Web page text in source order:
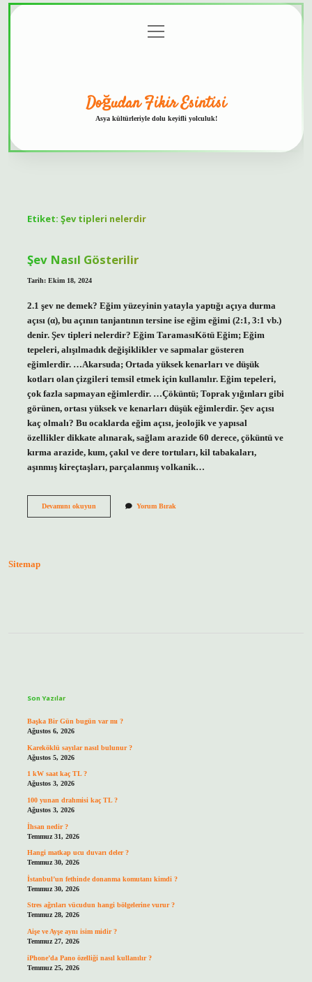
menüyü
aç
Doğudan Fikir Esintisi
Asya kültürleriyle dolu keyifli yolculuk!
Etiket: Şev tipleri nelerdir
Şev Nasıl Gösterilir
Tarih: Ekim 18, 2024
2.1 şev ne demek? Eğim yüzeyinin yatayla yaptığı açıya durma
açısı (α), bu açının tanjantının tersine ise eğim eğimi (2:1, 3:1 vb.)
denir. Şev tipleri nelerdir? Eğim TaramasıKötü Eğim; Eğim
tepeleri, alışılmadık değişiklikler ve sapmalar gösteren
eğimlerdir. …Akarsuda; Ortada yüksek kenarları ve düşük
kotları olan çizgileri temsil etmek için kullanılır. Eğim tepeleri,
çok fazla sapmayan eğimlerdir. …Çöküntü; Toprak yığınları gibi
görünen, ortası yüksek ve kenarları düşük eğimlerdir. Şev açısı
kaç olmalı? Bu ocaklarda eğim açısı, jeolojik ve yapısal
özellikler dikkate alınarak, sağlam arazide 60 derece, çöküntü ve
kırma arazide, kum, çakıl ve dere tortuları, kil tabakaları,
aşınmış kireçtaşları, parçalanmış volkanik…
Devamını okuyunŞev
Yorum Bırak
Sitemap
Son Yazılar
Başka Bir Gün bugün var mı ?
Ağustos 6, 2026
Kareköklü sayılar nasıl bulunur ?
Ağustos 5, 2026
1 kW saat kaç TL ?
Ağustos 3, 2026
100 yunan drahmisi kaç TL ?
Ağustos 3, 2026
İhsan nedir ?
Temmuz 31, 2026
Hangi matkap ucu duvarı deler ?
Temmuz 30, 2026
İstanbul’un fethinde donanma komutanı kimdi ?
Temmuz 30, 2026
Stres ağrıları vücudun hangi bölgelerine vurur ?
Temmuz 28, 2026
Aişe ve Ayşe aynı isim midir ?
Temmuz 27, 2026
iPhone’da Pano özelliği nasıl kullanılır ?
Temmuz 25, 2026